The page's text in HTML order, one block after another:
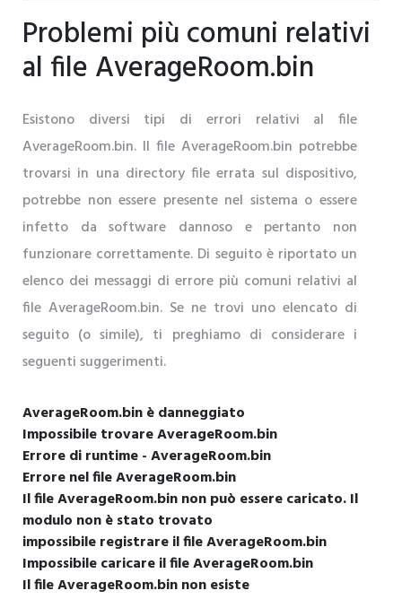
Problemi più comuni relativi
al file AverageRoom.bin
Esistono diversi tipi di errori relativi al file
AverageRoom.bin. Il file AverageRoom.bin potrebbe
trovarsi in una directory file errata sul dispositivo,
potrebbe non essere presente nel sistema o essere
infetto da software dannoso e pertanto non
funzionare correttamente. Di seguito è riportato un
elenco dei messaggi di errore più comuni relativi al
file AverageRoom.bin. Se ne trovi uno elencato di
seguito (o simile), ti preghiamo di considerare i
seguenti suggerimenti.
AverageRoom.bin è danneggiato
Impossibile trovare AverageRoom.bin
Errore di runtime - AverageRoom.bin
Errore nel file AverageRoom.bin
Il file AverageRoom.bin non può essere caricato. Il
modulo non è stato trovato
impossibile registrare il file AverageRoom.bin
Impossibile caricare il file AverageRoom.bin
Il file AverageRoom.bin non esiste